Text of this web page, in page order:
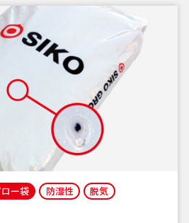
ロー袋 防湿性
脱気